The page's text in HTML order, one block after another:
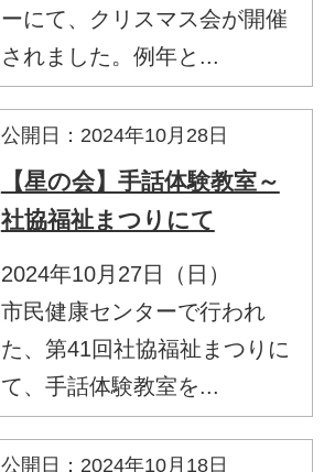
ーにて、クリスマス会が開催
されました。例年と...
公開日：2024年10月28日
【星の会】手話体験教室～
社協福祉まつりにて
2024年10月27日（日）
市民健康センターで行われ
た、第41回社協福祉まつりに
て、手話体験教室を...
公開日：2024年10月18日